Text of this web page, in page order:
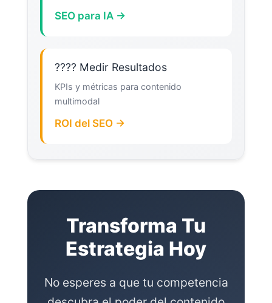
SEO para IA →
???? Medir Resultados
KPIs y métricas para contenido
multimodal
ROI del SEO →
Transforma Tu
Estrategia Hoy
No esperes a que tu competencia